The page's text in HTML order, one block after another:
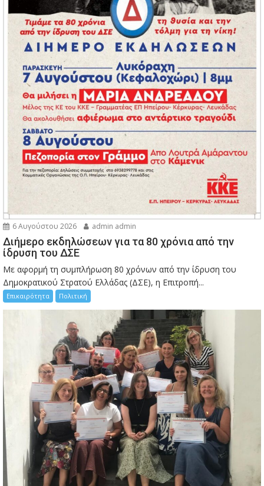
6 Αυγούστου 2026 admin admin
Διήμερο εκδηλώσεων για τα 80 χρόνια από την
ίδρυση του ΔΣΕ
Με αφορμή τη συμπλήρωση 80 χρόνων από την ίδρυση του
Δημοκρατικού Στρατού Ελλάδας (ΔΣΕ), η Επιτροπή...
Επικαιρότητα Πολιτική